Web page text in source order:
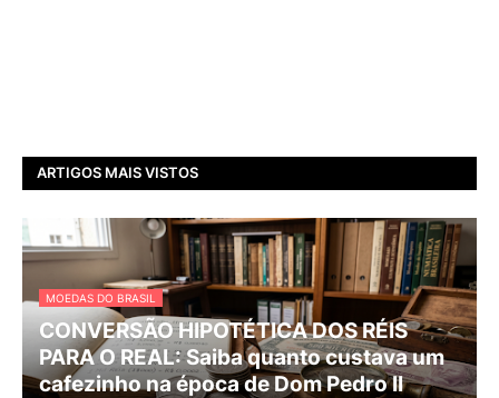
ARTIGOS MAIS VISTOS
MOEDAS DO BRASIL
CONVERSÃO HIPOTÉTICA DOS RÉIS
PARA O REAL: Saiba quanto custava um
cafezinho na época de Dom Pedro II